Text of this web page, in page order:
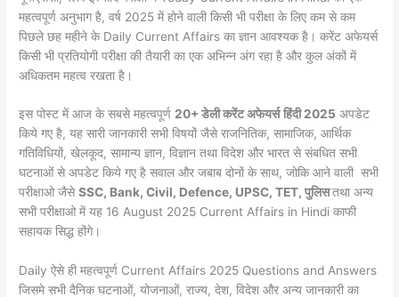
e
b
o
o
k
s
A
p
p
gr
a
m
s
e
g
er
y
Li
k
e
महत्वपूर्ण अनुभाग है, वर्ष 2025 में होने वाली किसी भी परीक्षा के लिए कम से कम
पिछले छह महीने के Daily Current Affairs का ज्ञान आवश्यक है। करेंट अफेयर्स
किसी भी प्रतियोगी परीक्षा की तैयारी का एक अभिन्न अंग रहा है और कुल अंकों में
अधिकतम महत्व रखता है।
इस पोस्ट में आज के सबसे महत्वपूर्ण20+ डेली करेंट अफेयर्स हिंदी 2025 अपडेट
किये गए है, यह सारी जानकारी सभी विषयों जैसे राजनितिक, सामाजिक, आर्थिक
गतिविधियों, खेलकूद, सामान्य ज्ञान, विज्ञान तथा विदेश और भारत से संबधित सभी
घटनाओं से अपडेट किये गए है सवाल और जबाब दोनों के साथ, जोकि आने वाली सभी
परीक्षाओ जैसेSSC, Bank, Civil, Defence, UPSC, TET, पुलिसतथा अन्य
सभी परीक्षाओ में यह 16 August 2025 Current Affairs in Hindi काफी
सहायक सिद्ध होंगे।
Daily ऐसे ही महत्वपूर्ण Current Affairs 2025 Questions and Answers
जिसमे सभी दैनिक घटनाओं, योजनाओं, राज्य, देश, विदेश और अन्य जानकारी का